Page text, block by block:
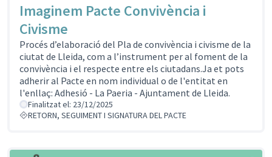
Imaginem Pacte Convivència i
Civisme
Procés d’elaboració del Pla de convivència i civisme de la
ciutat de Lleida, com a l’instrument per al foment de la
convivència i el respecte entre els ciutadans.Ja et pots
adherir al Pacte en nom individual o de l'entitat en
l'enllaç: Adhesió - La Paeria - Ajuntament de Lleida.
Finalitzat el: 23/12/2025
RETORN, SEGUIMENT I SIGNATURA DEL PACTE